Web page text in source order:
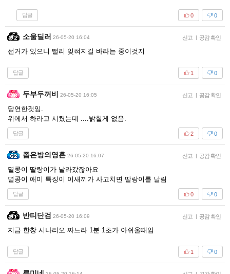
답글 0
0
소울딜러 26-05-20 16:04 신고 | 공감 확인
선거가 있으니 뻘리 잊혀지길 바라는 중이것지
답글 0
1
두부두꺼비 26-05-20 16:05 신고 | 공감 확인
당연한것임.
위에서 하라고 시켰는데 ....밝힐게 없음.
답글 0
2
좁은방의영혼 26-05-20 16:07 신고 | 공감 확인
멸콩이 딸랑이가 날라갔잖아요
멸콩이 애미 특징이 이새끼가 사고치면 딸랑이를 날림
답글 0
0
반티단검 26-05-20 16:09 신고 | 공감 확인
지금 한창 시나리오 짜느라 1분 1초가 아쉬울때임
답글 0
1